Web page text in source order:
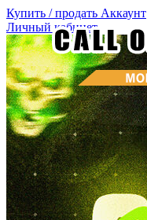
Купить / продать Аккаунт
Личный кабинет